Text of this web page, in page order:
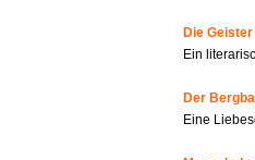
Die
Ein
Der
Eine